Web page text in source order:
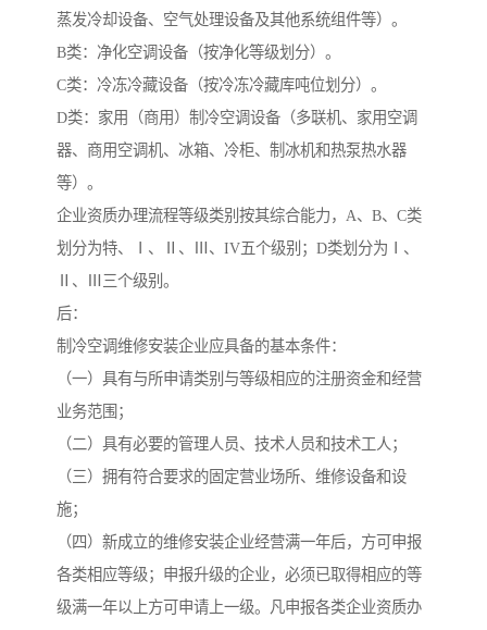
蒸发冷却设备、空气处理设备及其他系统组件等）。
B类：净化空调设备（按净化等级划分）。
C类：冷冻冷藏设备（按冷冻冷藏库吨位划分）。
D类：家用（商用）制冷空调设备（多联机、家用空调
器、商用空调机、冰箱、冷柜、制冰机和热泵热水器
等）。
企业资质办理流程等级类别按其综合能力，A、B、C类
划分为特、Ⅰ、Ⅱ、Ⅲ、IV五个级别；D类划分为Ⅰ、
Ⅱ、Ⅲ三个级别。
后：
制冷空调维修安装企业应具备的基本条件：
（一）具有与所申请类别与等级相应的注册资金和经营
业务范围；
（二）具有必要的管理人员、技术人员和技术工人；
（三）拥有符合要求的固定营业场所、维修设备和设
施；
（四）新成立的维修安装企业经营满一年后，方可申报
各类相应等级；申报升级的企业，必须已取得相应的等
级满一年以上方可申请上一级。凡申报各类企业资质办